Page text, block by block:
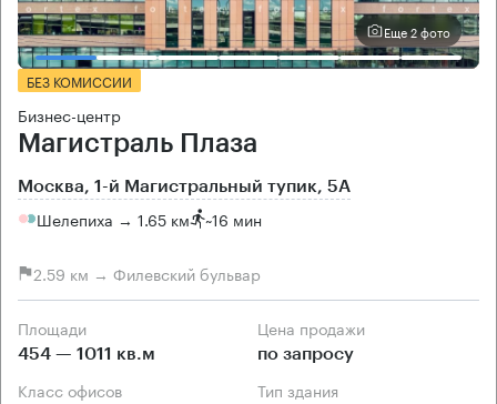
Еще 2 фото
БЕЗ КОМИССИИ
Бизнес-центр
Магистраль Плаза
Москва, 1-й Магистральный тупик, 5А
Шелепиха → 1.65 км ~16 мин
2.59 км → Филевский бульвар
Площади
454 — 1011 кв.м
Цена продажи
по запросу
Класс офисов Тип здания